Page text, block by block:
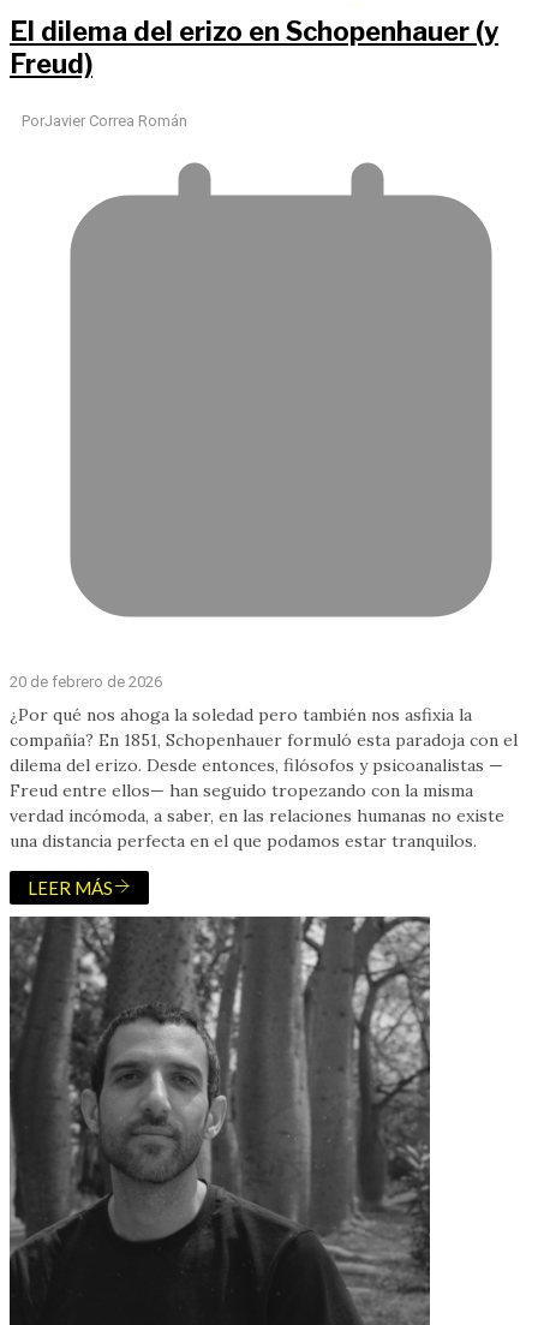
El dilema del erizo en Schopenhauer (y
Freud)
PorJavier Correa Román
20 de febrero de 2026
¿Por qué nos ahoga la soledad pero también nos asfixia la
compañía? En 1851, Schopenhauer formuló esta paradoja con el
dilema del erizo. Desde entonces, filósofos y psicoanalistas —
Freud entre ellos— han seguido tropezando con la misma
verdad incómoda, a saber, en las relaciones humanas no existe
una distancia perfecta en el que podamos estar tranquilos.
LEER MÁS